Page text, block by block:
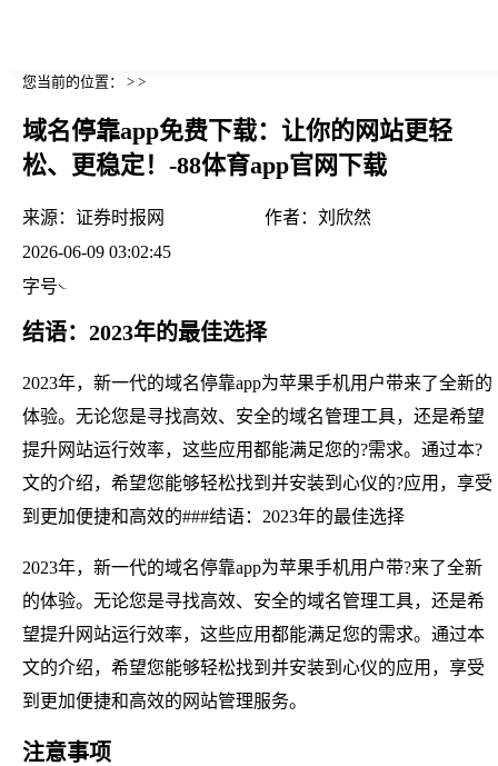
您当前的位置： > >
域名停靠app免费下载：让你的网站更轻
松、更稳定！-88体育app官网下载
来源： 证券时报网 作者： 刘欣然
2026-06-09 03:02:45
字号
结语：2023年的最佳选择
2023年，新一代的域名停靠app为苹果手机用户带来了全新的
体验。无论您是寻找高效、安全的域名管理工具，还是希望
提升网站运行效率，这些应用都能满足您的?需求。通过本?
文的介绍，希望您能够轻松找到并安装到心仪的?应用，享受
到更加便捷和高效的###结语：2023年的最佳选择
2023年，新一代的域名停靠app为苹果手机用户带?来了全新
的体验。无论您是寻找高效、安全的域名管理工具，还是希
望提升网站运行效率，这些应用都能满足您的需求。通过本
文的介绍，希望您能够轻松找到并安装到心仪的应用，享受
到更加便捷和高效的网站管理服务。
注意事项